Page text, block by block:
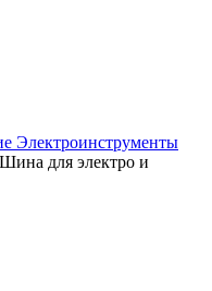
Электроинструменты
Шина для электро и